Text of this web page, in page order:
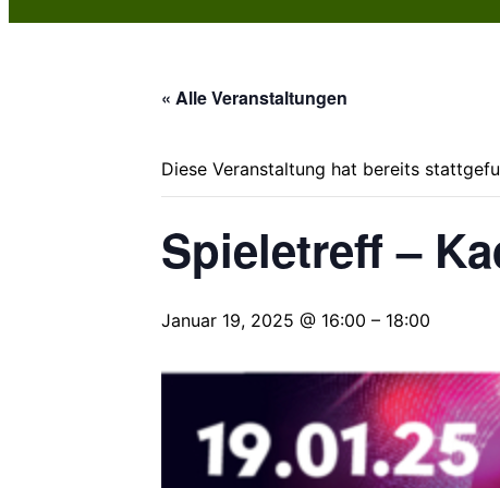
« Alle Veranstaltungen
Diese Veranstaltung hat bereits
Spieletreff –
Januar 19, 2025 @ 16:00 – 18:00